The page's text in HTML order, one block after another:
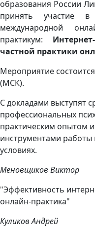
образования России
принять участие
международной
практикум:
частной практики
Мероприятие
(МСК).
С докладами выступят
профессиональных
практическим опытом
инструментами
условиях.
Меновщиков Виктор
"Эффективность
онлайн-практика"
Куликов Андрей